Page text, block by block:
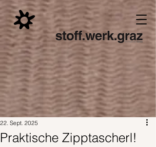
Praktische Zipptascherl!
22. Sept. 2025